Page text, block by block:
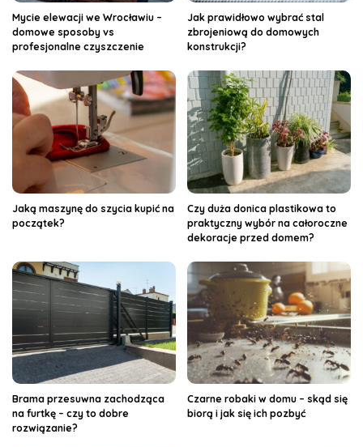
Mycie elewacji we Wrocławiu –
domowe sposoby vs
profesjonalne czyszczenie
Jak prawidłowo wybrać stal
zbrojeniową do domowych
konstrukcji?
Jaką maszynę do szycia kupić na
początek?
Czy duża donica plastikowa to
praktyczny wybór na całoroczne
dekoracje przed domem?
Brama przesuwna zachodząca
na furtkę – czy to dobre
rozwiązanie?
Czarne robaki w domu – skąd się
biorą i jak się ich pozbyć